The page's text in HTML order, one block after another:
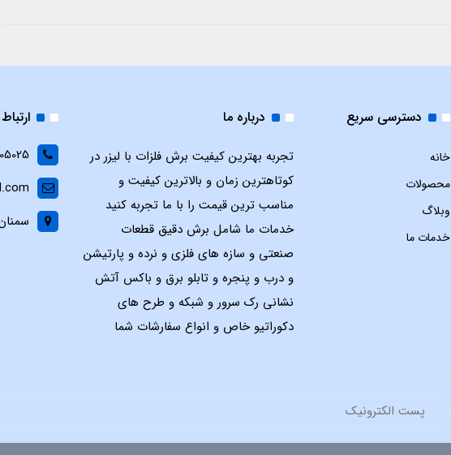
دسترسی سریع
خانه
محصولات
وبلاگ
خدمات ما
درباره ما
تجربه بهترین کیفیت برش فلزات با لیزر در
کوتاهترین زمان و بالاترین کیفیت و
مناسب ترین قیمت را با ما تجربه کنید
خدمات ما شامل برش دقیق قطعات
صنعتی و سازه های فلزی و نرده و پارتیشن
و درب و پنجره و تابلو برق و باکس آتش
نشانی رک سرور و شبکه و طرح های
دکوراتیو خاص و انواع سفارشات شما